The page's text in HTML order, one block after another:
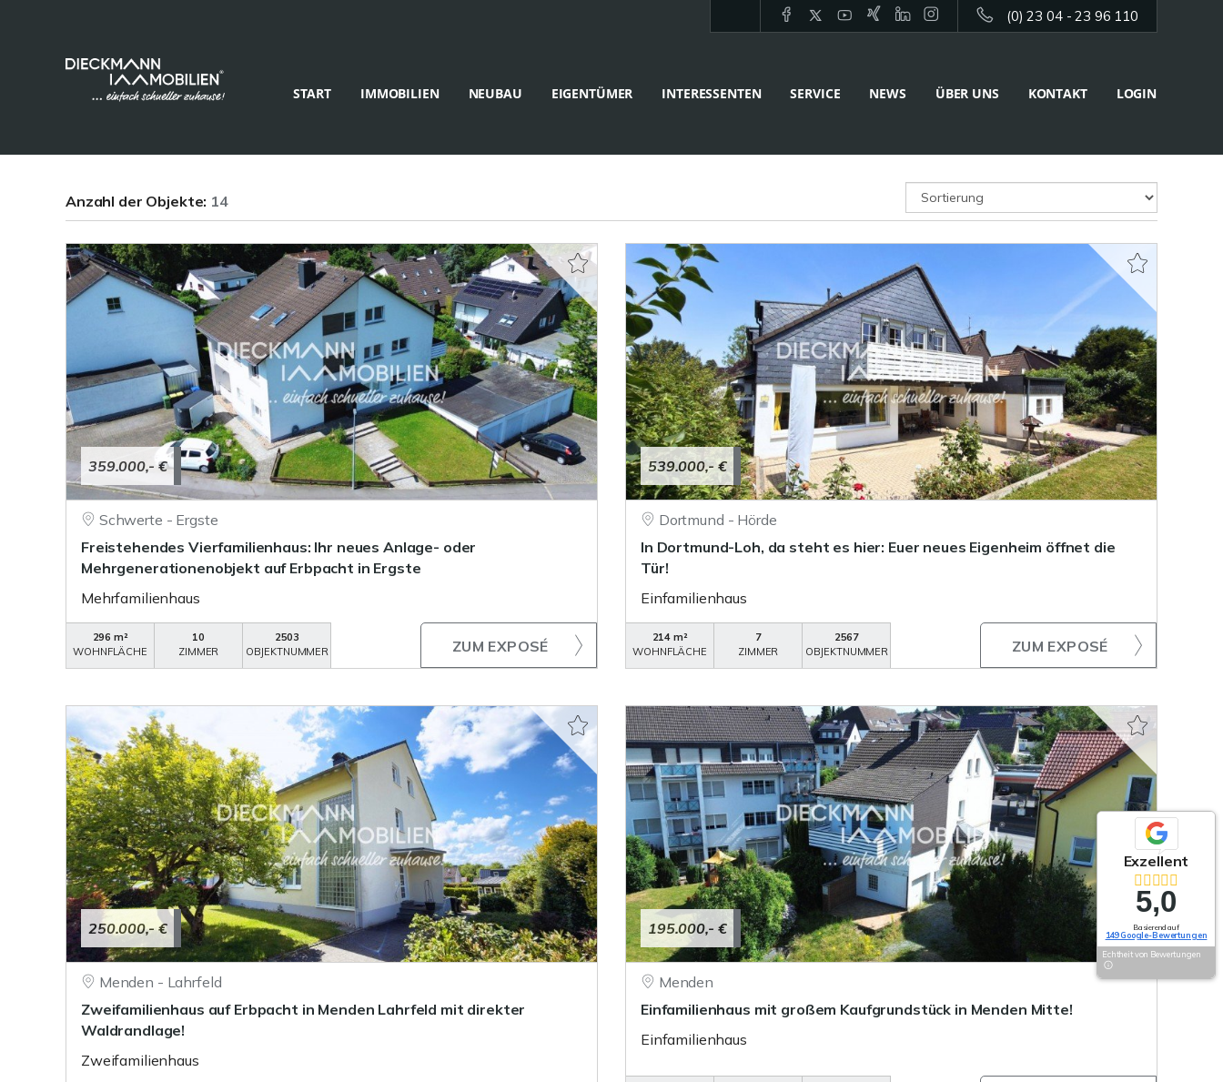
(0) 23 04 - 23 96 110
START IMMOBILIEN NEUBAU EIGENTÜMER INTERESSENTEN SERVICE NEWS ÜBER UNS KONTAKT LOGIN
Anzahl der Objekte: 14
359.000,- €
Schwerte - Ergste
Freistehendes Vierfamilienhaus: Ihr neues Anlage- oder
Mehrgenerationenobjekt auf Erbpacht in Ergste
Mehrfamilienhaus
296 m²
WOHNFLÄCHE
10
ZIMMER
2503
OBJEKTNUMMER
ZUM EXPOSÉ
539.000,- €
Dortmund - Hörde
In Dortmund-Loh, da steht es hier: Euer neues Eigenheim öffnet die
Tür!
Einfamilienhaus
214 m²
WOHNFLÄCHE
7
ZIMMER
2567
OBJEKTNUMMER
ZUM EXPOSÉ
250.000,- €
Menden - Lahrfeld
Zweifamilienhaus auf Erbpacht in Menden Lahrfeld mit direkter
Waldrandlage!
Zweifamilienhaus
195.000,- €
Menden
Einfamilienhaus mit großem Kaufgrundstück in Menden Mitte!
Einfamilienhaus
Exzellent
5,0
Basierend auf
149 Google-Bewertungen
Echtheit von Bewertungen